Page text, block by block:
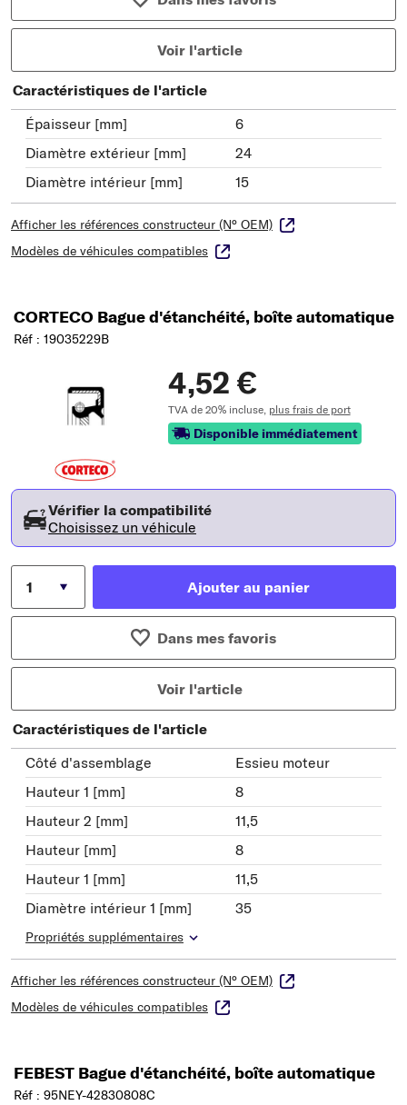
Voir l'article
Caractéristiques de l'article
Épaisseur [mm]
6
Diamètre extérieur [mm]
24
Diamètre intérieur [mm]
15
Afficher les références constructeur (N° OEM)
Modèles de véhicules compatibles
CORTECO Bague d'étanchéité, boîte automatique
Réf : 19035229B
4,52 €
TVA de 20% incluse, plus frais de port
Disponible immédiatement
Vérifier la compatibilité
Choisissez un véhicule
Ajouter au panier
Dans mes favoris
Voir l'article
Caractéristiques de l'article
Côté d'assemblage
Essieu moteur
Hauteur 1 [mm]
8
Hauteur 2 [mm]
11,5
Hauteur [mm]
8
Hauteur 1 [mm]
11,5
Diamètre intérieur 1 [mm]
35
Propriétés supplémentaires
Afficher les références constructeur (N° OEM)
Modèles de véhicules compatibles
FEBEST Bague d'étanchéité, boîte automatique
Réf : 95NEY-42830808C